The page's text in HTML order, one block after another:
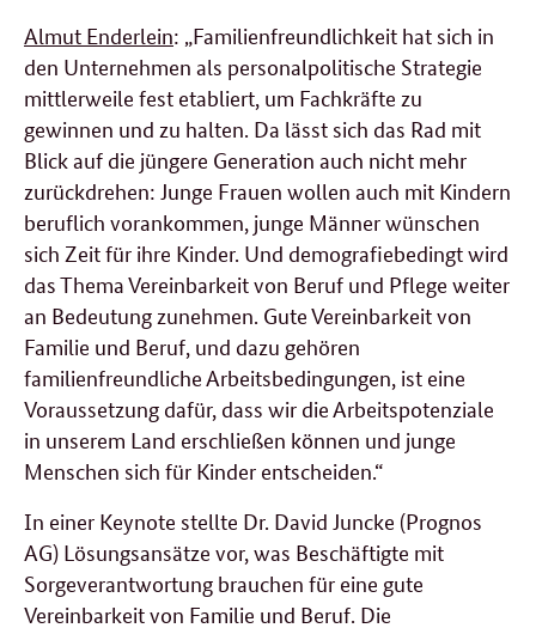
Almut Enderlein: „Familienfreundlichkeit hat sich in
den Unternehmen als personalpolitische Strategie
mittlerweile fest etabliert, um Fachkräfte zu
gewinnen und zu halten. Da lässt sich das Rad mit
Blick auf die jüngere Generation auch nicht mehr
zurückdrehen: Junge Frauen wollen auch mit Kindern
beruflich vorankommen, junge Männer wünschen
sich Zeit für ihre Kinder. Und demografiebedingt wird
das Thema Vereinbarkeit von Beruf und Pflege weiter
an Bedeutung zunehmen. Gute Vereinbarkeit von
Familie und Beruf, und dazu gehören
familienfreundliche Arbeitsbedingungen, ist eine
Voraussetzung dafür, dass wir die Arbeitspotenziale
in unserem Land erschließen können und junge
Menschen sich für Kinder entscheiden.“
In einer Keynote stellte Dr. David Juncke (Prognos
AG) Lösungsansätze vor, was Beschäftigte mit
Sorgeverantwortung brauchen für eine gute
Vereinbarkeit von Familie und Beruf. Die